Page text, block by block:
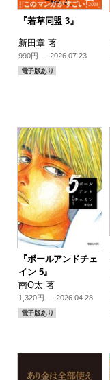
『若草同盟 3』
新田章 著
990円 — 2026.07.23
電子版あり
『ボールアンドチェ
イン 5』
南Q太 著
1,320円 — 2026.04.28
電子版あり